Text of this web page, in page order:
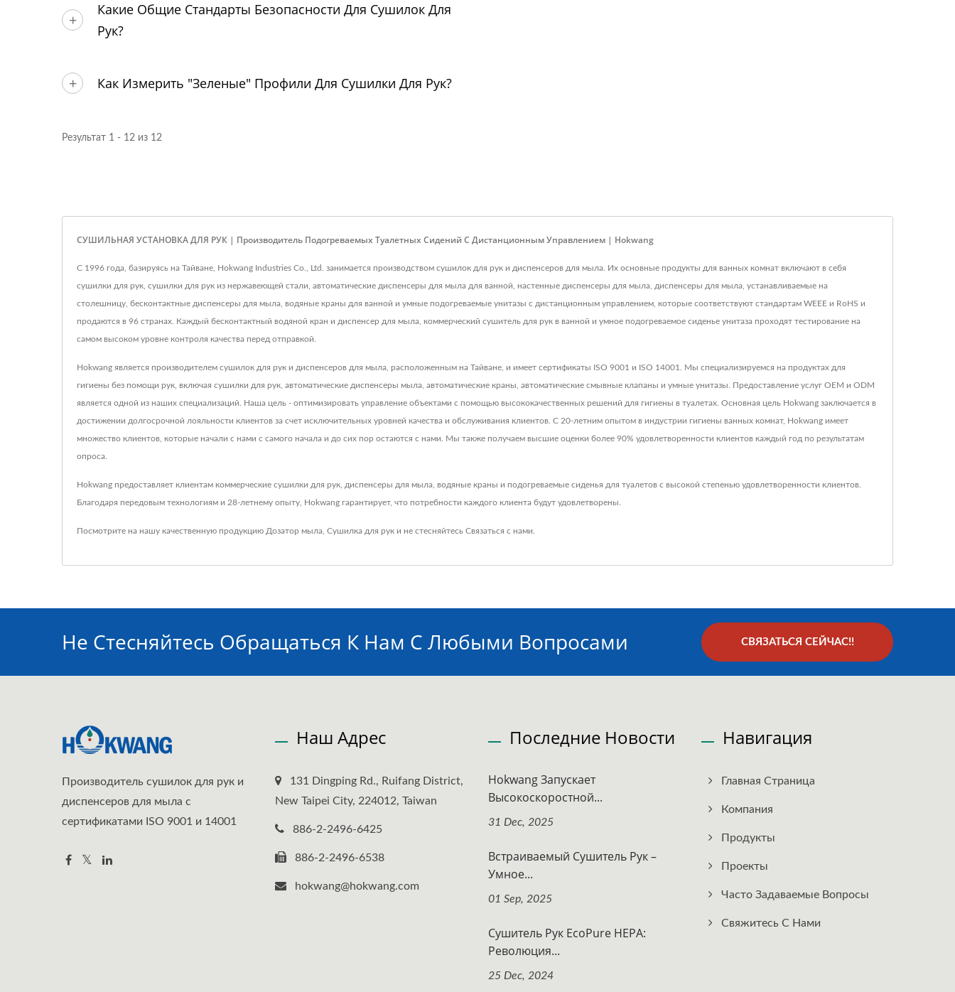
Какие Общие Стандарты Безопасности Для Сушилок Для
Рук?
Как Измерить "зеленые" Профили Для Сушилки Для Рук?
Результат 1 - 12 из 12
СУШИЛЬНАЯ УСТАНОВКА ДЛЯ РУК | Производитель Подогреваемых Туалетных Сидений С Дистанционным Управлением | Hokwang
С 1996 года, базируясь на Тайване, Hokwang Industries Co., Ltd. занимается производством сушилок для рук и диспенсеров для мыла. Их основные продукты для ванных комнат включают в себя
сушилки для рук, сушилки для рук из нержавеющей стали, автоматические диспенсеры для мыла для ванной, настенные диспенсеры для мыла, диспенсеры для мыла, устанавливаемые на
столешницу, бесконтактные диспенсеры для мыла, водяные краны для ванной и умные подогреваемые унитазы с дистанционным управлением, которые соответствуют стандартам WEEE и RoHS и
продаются в 96 странах. Каждый бесконтактный водяной кран и диспенсер для мыла, коммерческий сушитель для рук в ванной и умное подогреваемое сиденье унитаза проходят тестирование на
самом высоком уровне контроля качества перед отправкой.
Hokwang является производителем сушилок для рук и диспенсеров для мыла, расположенным на Тайване, и имеет сертификаты ISO 9001 и ISO 14001. Мы специализируемся на продуктах для
гигиены без помощи рук, включая сушилки для рук, автоматические диспенсеры мыла, автоматические краны, автоматические смывные клапаны и умные унитазы. Предоставление услуг OEM и ODM
является одной из наших специализаций. Наша цель - оптимизировать управление объектами с помощью высококачественных решений для гигиены в туалетах. Основная цель Hokwang заключается в
достижении долгосрочной лояльности клиентов за счет исключительных уровней качества и обслуживания клиентов. С 20-летним опытом в индустрии гигиены ванных комнат, Hokwang имеет
множество клиентов, которые начали с нами с самого начала и до сих пор остаются с нами. Мы также получаем высшие оценки более 90% удовлетворенности клиентов каждый год по результатам
опроса.
Hokwang предоставляет клиентам коммерческие сушилки для рук, диспенсеры для мыла, водяные краны и подогреваемые сиденья для туалетов с высокой степенью удовлетворенности клиентов.
Благодаря передовым технологиям и 28-летнему опыту, Hokwang гарантирует, что потребности каждого клиента будут удовлетворены.
Посмотрите на нашу качественную продукцию Дозатор мыла Сушилка для рук и не стесняйтесь Связаться с нами
Не Стесняйтесь Обращаться К Нам С Любыми Вопросами СВЯЗАТЬСЯ СЕЙЧАС!!
Производитель сушилок для рук и
диспенсеров для мыла с
сертификатами ISO 9001 и 14001
Наш Адрес
131 Dingping Rd., Ruifang District,
New Taipei City, 224012, Taiwan
886-2-2496-6425
886-2-2496-6538
hokwang@hokwang.com
Последние Новости
Hokwang Запускает
Высокоскоростной...
31 Dec, 2025
Встраиваемый Сушитель Рук –
Умное...
01 Sep, 2025
Сушитель Рук EcoPure HEPA:
Революция...
25 Dec, 2024
Навигация
Главная Страница
Компания
Продукты
Проекты
Часто Задаваемые Вопросы
Свяжитесь С Нами